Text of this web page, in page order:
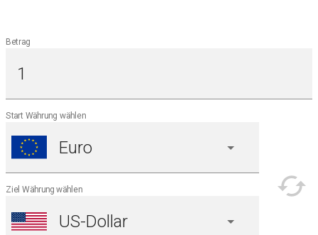
Betrag
Start Währung wählen
Ziel Währung wählen